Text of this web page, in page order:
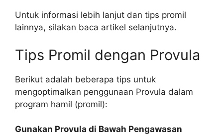
Untuk informasi lebih lanjut dan tips promil
lainnya, silakan baca artikel selanjutnya.
Tips Promil dengan Provula
Berikut adalah beberapa tips untuk
mengoptimalkan penggunaan Provula dalam
program hamil (promil):
Gunakan Provula di Bawah Pengawasan